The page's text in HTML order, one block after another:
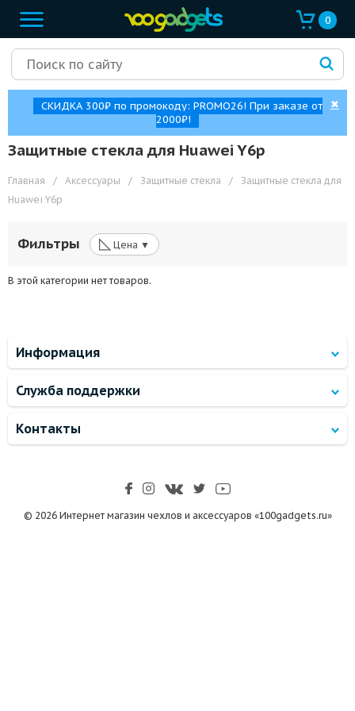
0
СКИДКА 300₽ по промокоду: PROMO26! При заказе от
2000₽!
✖
Защитные стекла для Huawei Y6p
Главная / Аксессуары / Защитные стекла /
Защитные стекла для
Huawei Y6p
Фильтры ◺ Цена ▼
В этой категории нет товаров.
Информация
Служба поддержки
Контакты
© 2026 Интернет магазин чехлов и аксессуаров «100gadgets.ru»